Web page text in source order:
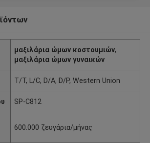
μαξιλάρια ώμων κοστουμιών,
μαξιλάρια ώμων γυναικών
T/T, L/C, D/A, D/P, Western Union
SP-C812
600.000 ζευγάρια/μήνας